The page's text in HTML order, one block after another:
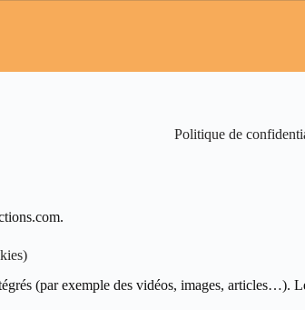
Politique de
(par exemple des vidéos, images, articles…).